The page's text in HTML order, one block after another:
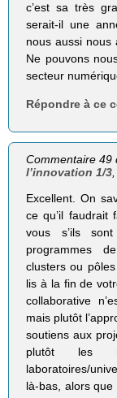
c’est sa très
serait-il une
nous aussi nous
Ne pouvons
secteur
Répondre à ce
Commentaire
l’innovation 1/3
Excellent. On
ce qu’il faudrait
vous s’ils
programmes
clusters ou
lis à la fin de
collaborative
mais plutôt
soutiens aux
plutôt les
laboratoires/
là-bas, alors